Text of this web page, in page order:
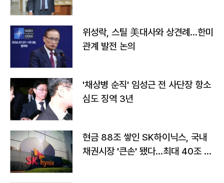
위성락, 스틸 美대사와 상견례…한미
관계 발전 논의
'채상병 순직' 임성근 전 사단장 항소
심도 징역 3년
현금 88조 쌓인 SK하이닉스, 국내
채권시장 '큰손' 됐다…최대 40조 투